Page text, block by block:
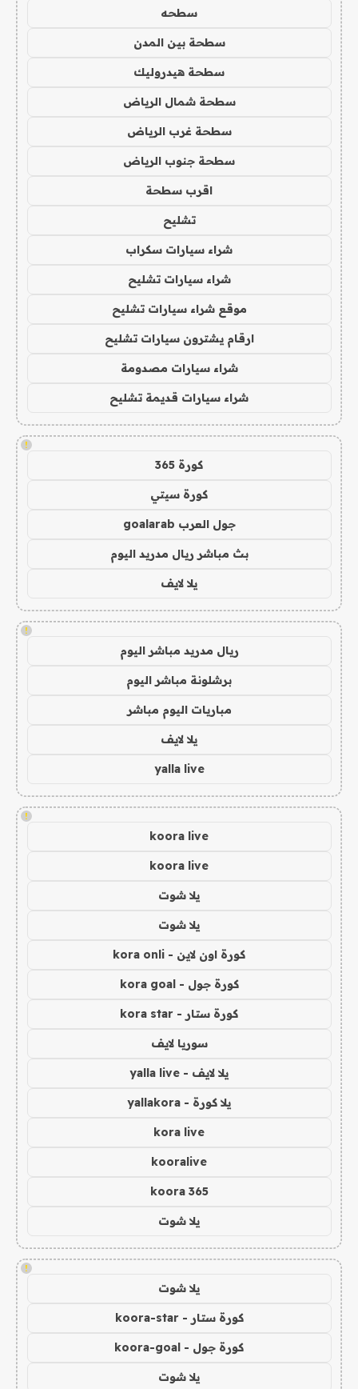
سطحه
سطحة بين المدن
سطحة هيدروليك
سطحة شمال الرياض
سطحة غرب الرياض
سطحة جنوب الرياض
اقرب سطحة
تشليح
شراء سيارات سكراب
شراء سيارات تشليح
موقع شراء سيارات تشليح
ارقام يشترون سيارات تشليح
شراء سيارات مصدومة
شراء سيارات قديمة تشليح
!
كورة 365
كورة سيتي
جول العرب goalarab
بث مباشر ريال مدريد اليوم
يلا لايف
!
ريال مدريد مباشر اليوم
برشلونة مباشر اليوم
مباريات اليوم مباشر
يلا لايف
yalla live
!
koora live
koora live
يلا شوت
يلا شوت
كورة اون لاين - kora onli
كورة جول - kora goal
كورة ستار - kora star
سوريا لايف
يلا لايف - yalla live
يلا كورة - yallakora
kora live
kooralive
koora 365
يلا شوت
!
يلا شوت
كورة ستار - koora-star
كورة جول - koora-goal
يلا شوت